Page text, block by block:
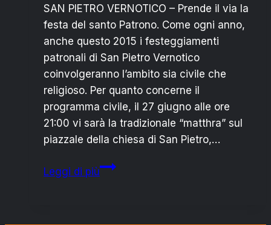
SAN PIETRO VERNOTICO – Prende il via la
festa del santo Patrono. Come ogni anno,
anche questo 2015 i festeggiamenti
patronali di San Pietro Vernotico
coinvolgeranno l’ambito sia civile che
religioso. Per quanto concerne il
programma civile, il 27 giugno alle ore
21:00 vi sarà la tradizionale “matthra” sul
piazzale della chiesa di San Pietro,…
Leggi di piùSan